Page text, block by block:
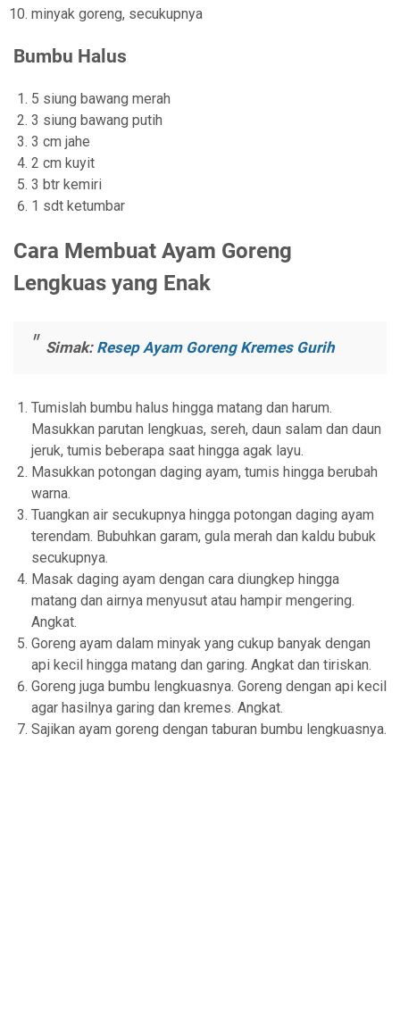
minyak goreng, secukupnya
Bumbu Halus
5 siung bawang merah
3 siung bawang putih
3 cm jahe
2 cm kuyit
3 btr kemiri
1 sdt ketumbar
Cara Membuat Ayam Goreng
Lengkuas yang Enak
Simak: Resep Ayam Goreng Kremes Gurih
Tumislah bumbu halus hingga matang dan harum.
Masukkan parutan lengkuas, sereh, daun salam dan daun
jeruk, tumis beberapa saat hingga agak layu.
Masukkan potongan daging ayam, tumis hingga berubah
warna.
Tuangkan air secukupnya hingga potongan daging ayam
terendam. Bubuhkan garam, gula merah dan kaldu bubuk
secukupnya.
Masak daging ayam dengan cara diungkep hingga
matang dan airnya menyusut atau hampir mengering.
Angkat.
Goreng ayam dalam minyak yang cukup banyak dengan
api kecil hingga matang dan garing. Angkat dan tiriskan.
Goreng juga bumbu lengkuasnya. Goreng dengan api kecil
agar hasilnya garing dan kremes. Angkat.
Sajikan ayam goreng dengan taburan bumbu lengkuasnya.